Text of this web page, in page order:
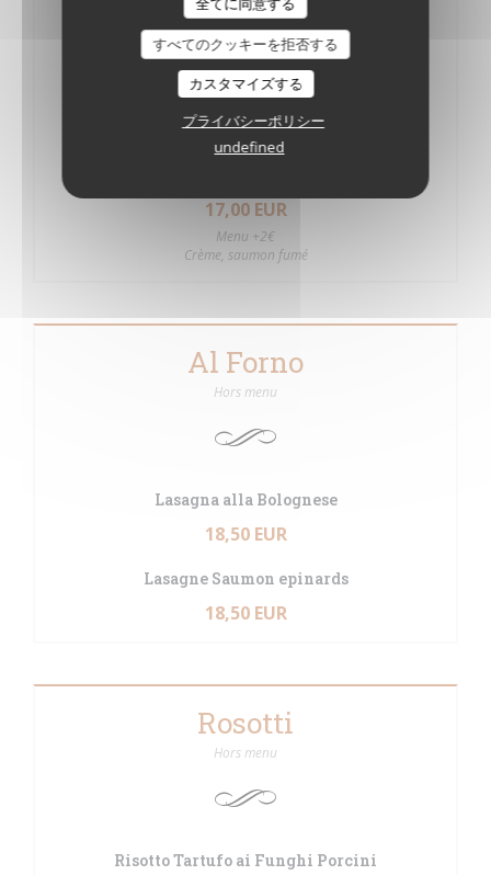
すべてのクッキーを拒否する
カスタマイズする
プライバシーポリシー
undefined
Crème, ricotta, épinards, champignons
Mediterranea
Sauce tomate, thon, olives, ail, persil et piment
17,00 EUR
Menu +2€
Crème, saumon fumé
Al Forno
Hors menu
Lasagna alla Bolognese
18,50 EUR
Lasagne Saumon epinards
18,50 EUR
Rosotti
Hors menu
Risotto Tartufo ai Funghi Porcini